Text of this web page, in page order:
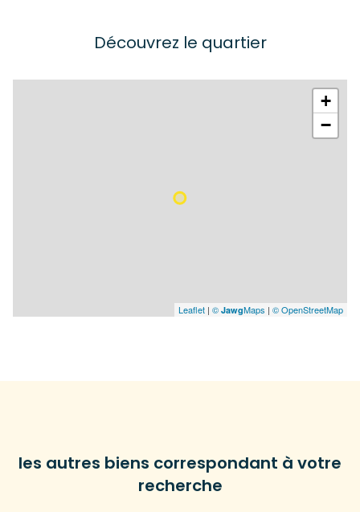
Découvrez le quartier
+
−
Leaflet | © JawgMaps | © OpenStreetMap
les autres biens correspondant à votre
recherche